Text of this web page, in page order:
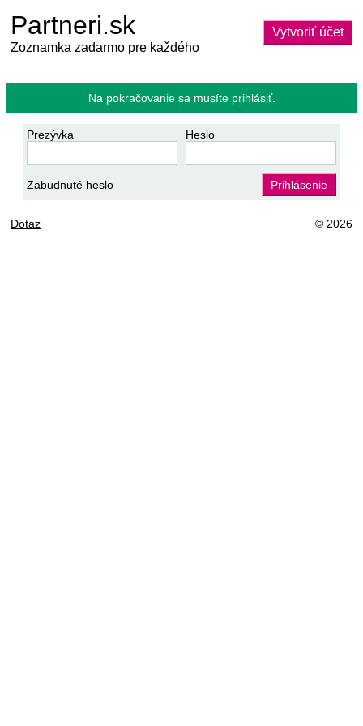
Partneri.sk
Zoznamka zadarmo pre každého
Vytvoriť účet
Na pokračovanie sa musíte prihlásiť.
Prezývka Heslo
Zabudnuté heslo Prihlásenie
Dotaz © 2026